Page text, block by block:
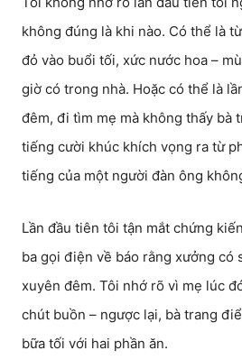
không đúng là khi nào. Có thể là
đỏ vào buổi tối, xức nước hoa –
giờ có trong nhà. Hoặc có thể là
đêm, đi tìm mẹ mà không thấy bà
tiếng cười khúc khích vọng ra từ
tiếng của một người đàn ông
Lần đầu tiên tôi tận mắt chứng
ba gọi điện về báo rằng xưởng có
xuyên đêm. Tôi nhớ rõ vì mẹ lúc
chút buồn – ngược lại, bà trang
bữa tối với hai phần ăn.